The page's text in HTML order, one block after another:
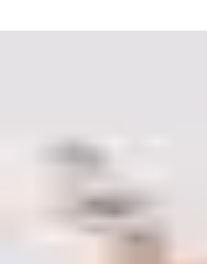
Ett passersystem säkerställer att rätt
Läs mer om passersystem